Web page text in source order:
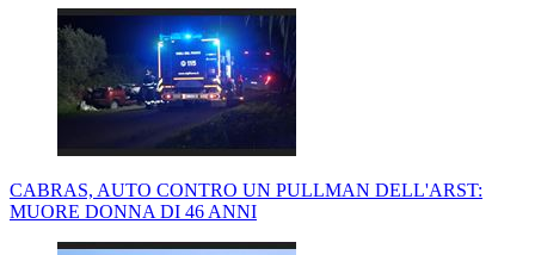
CABRAS, AUTO CONTRO UN PULLMAN DELL'ARST:
MUORE DONNA DI 46 ANNI